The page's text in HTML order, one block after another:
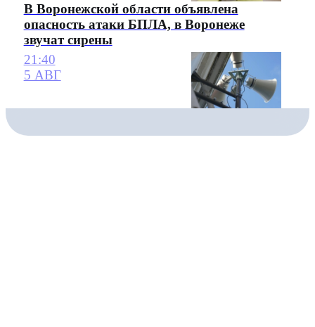
В Воронежской области объявлена
опасность атаки БПЛА, в Воронеже
звучат сирены
21:40
5 АВГ